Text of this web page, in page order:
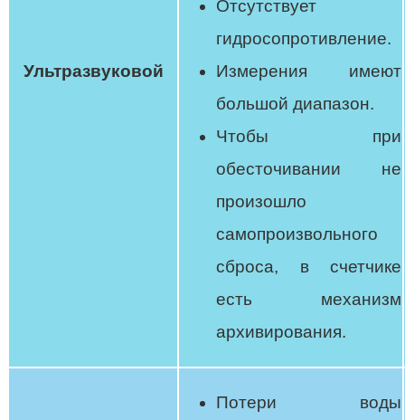
Ультразвуковой
Отсутствует
гидросопротивление.
Измерения имеют
большой диапазон.
Чтобы при
обесточивании не
произошло
самопроизвольного
сброса, в счетчике
есть механизм
архивирования.
Потери воды